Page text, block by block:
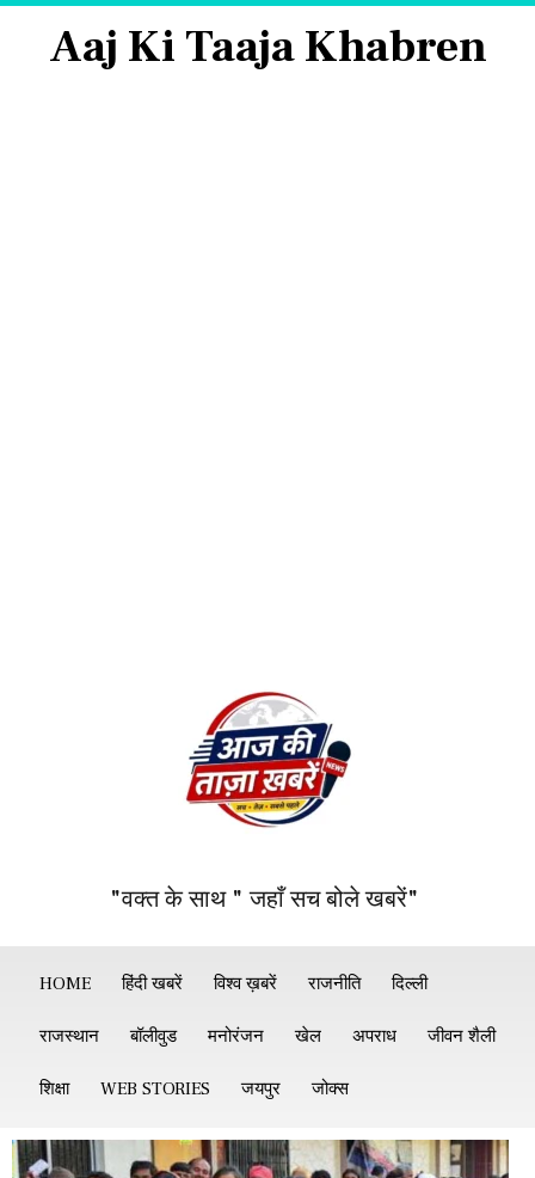
Aaj Ki Taaja Khabren
"वक्त के साथ " जहाँ सच बोले खबरें"
HOME हिंदी खबरें विश्व ख़बरें राजनीति दिल्ली
राजस्थान बॉलीवुड मनोरंजन खेल अपराध जीवन शैली
शिक्षा WEB STORIES जयपुर जोक्स